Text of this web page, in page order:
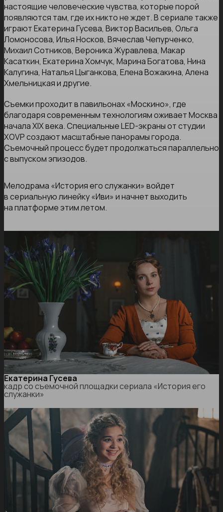
настоящие человеческие чувства, которые порой
появляются там, где их никто не ждет. В сериале также
играют Екатерина Гусева, Виктор Васильев, Ольга
Ломоносова, Илья Носков, Вячеслав Чепурченко,
Михаил Сотников, Вероника Журавлева, Макар
Касаткин, Екатерина Хомчук, Марина Богатова, Нина
Калугина, Наталья Цыганкова, Елена Вожакина, Алена
Хмельницкая и другие.
Съемки проходит в павильонах «Москино», где
благодаря современным технологиям оживает Москва
начала XIX века. Специальные LED-экраны от студии
XOVP создают масштабные панорамы города.
Съемочный процесс будет продолжаться параллельно
с выпуском эпизодов.
Мелодрама «История его служанки» войдет
в сериальную линейку «Иви» и начнет выходить
на платформе этим летом.
Екатерина Гусева
кадр со съемочной площадки сериала «История его
служанки»